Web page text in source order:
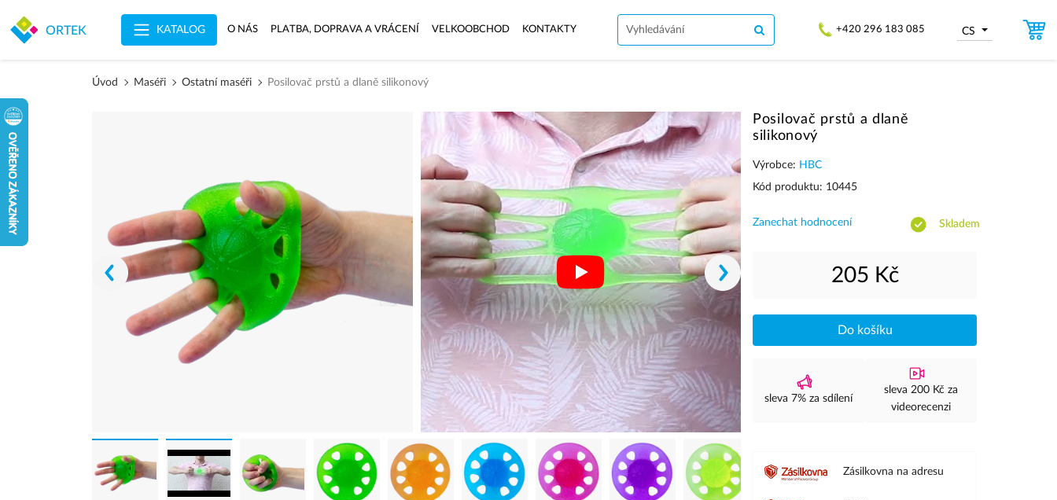
ORTEK KATALOG O NÁS PLATBA, DOPRAVA A VRÁCENÍ VELKOOBCHOD KONTAKTY +420 296 183 085 CS
Úvod Maséři Ostatní maséři Posilovač prstů a dlaně silikonový
Posilovač prstů a dlaně
silikonový
Výrobce: HBC
Kód produktu: 10445
Zanechat hodnocení Skladem
205 Kč
Do košíku
sleva 7% za sdílení
sleva 200 Kč za
videorecenzi
Zásilkovna na adresu